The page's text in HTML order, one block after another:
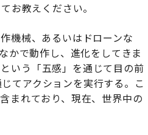
お教えください。
機械、あるいはドローンな
かで動作し、進化をしてきま
いう「五感」を通じて目の前
てアクションを実行する。こ
まれており、現在、世界中の